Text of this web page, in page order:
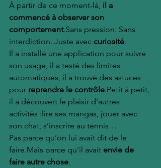
À partir de ce moment-là, il a
commencé à observer son
comportement.Sans pression. Sans
interdiction. Juste avec curiosité.
Il a installé une application pour suivre
son usage, il a testé des limites
automatiques, il a trouvé des astuces
pour reprendre le contrôle.Petit à petit,
il a découvert le plaisir d’autres
activités :lire ses mangas, jouer avec
son chat, s’inscrire au tennis…
Pas parce qu’on lui avait dit de le
faire.Mais parce qu’il avait envie de
faire autre chose.